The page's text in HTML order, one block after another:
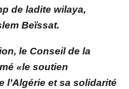
de ladite wilaya,
Beïssat.
le Conseil de la
«le soutien
l’Algérie et sa solidarité